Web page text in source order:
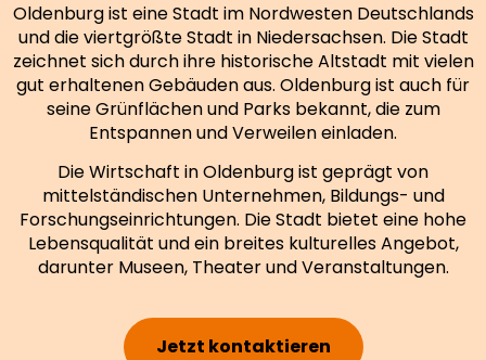
Oldenburg ist eine Stadt im Nordwesten Deutschlands
und die viertgrößte Stadt in Niedersachsen. Die Stadt
zeichnet sich durch ihre historische Altstadt mit vielen
gut erhaltenen Gebäuden aus. Oldenburg ist auch für
seine Grünflächen und Parks bekannt, die zum
Entspannen und Verweilen einladen.
Die Wirtschaft in Oldenburg ist geprägt von
mittelständischen Unternehmen, Bildungs- und
Forschungseinrichtungen. Die Stadt bietet eine hohe
Lebensqualität und ein breites kulturelles Angebot,
darunter Museen, Theater und Veranstaltungen.
Jetzt kontaktieren